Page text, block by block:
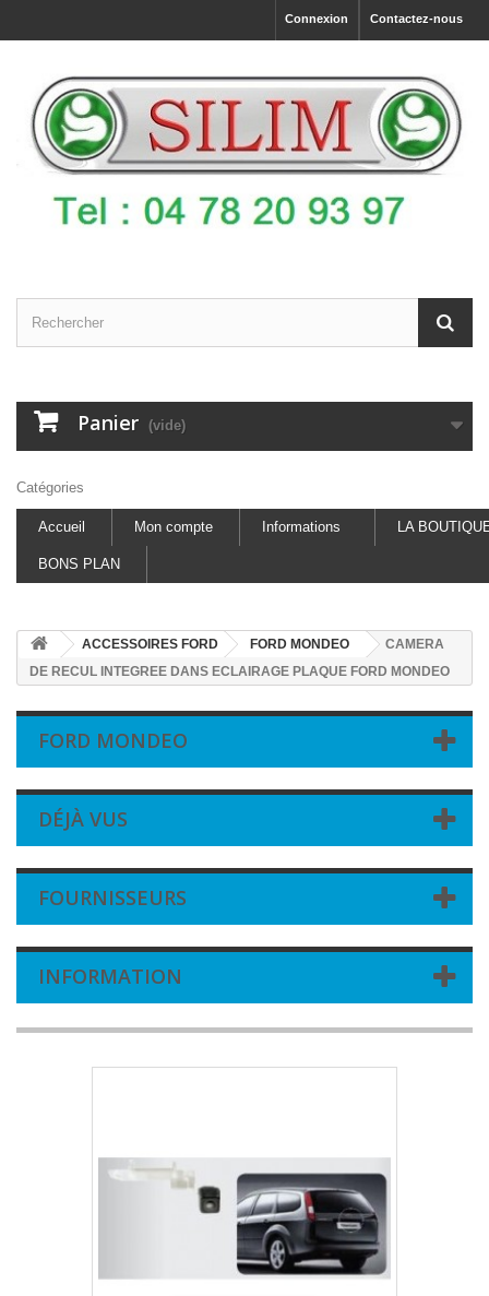
Contactez-nous
Connexion
Panier (vide)
Catégories
Accueil Mon compte Informations LA
BONS PLAN
ACCESSOIRES FORD FORD MONDEO
CAMERA
DE RECUL INTEGREE DANS ECLAIRAGE PLAQUE FORD MONDEO
FORD MONDEO
DÉJÀ VUS
FOURNISSEURS
INFORMATION